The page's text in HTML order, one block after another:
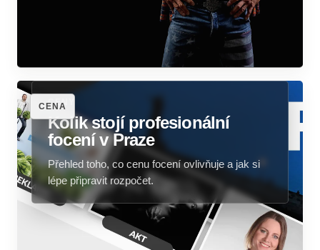
CENA
CENY
Kolik stojí profesionální
focení v Praze
Přehled toho, co cenu focení ovlivňuje a jak si
lépe připravit rozpočet.